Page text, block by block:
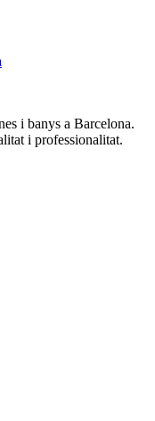
i banys a Barcelona.
i professionalitat.